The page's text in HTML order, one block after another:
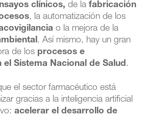
clínicos, de lafabricación
, la automatización de los
o la mejora de la
. Así mismo, hay un gran
de los procesos e
Sistema Nacional de Salud.
el sector farmacéutico está
gracias a la inteligencia artificial
acelerar el desarrollo de